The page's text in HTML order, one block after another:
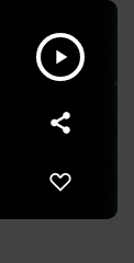
play_arrow